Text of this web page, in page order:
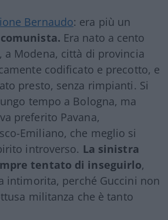
Bernaudo: era più un
comunista. Era nato a cento
a Modena, città di provincia
codificato e precotto, e
presto, senza rimpianti. Si
tempo a Bologna, ma
preferito Pavana,
Emiliano, che meglio si
introverso. La sinistra
tentato di inseguirlo,
intimorita, perché Guccini non
militanza che è tanto